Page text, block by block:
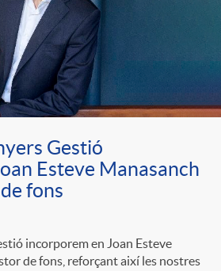
Gestió
Esteve Manasanch
fons
incorporem en Joan Esteve
de fons, reforçant així les nostres